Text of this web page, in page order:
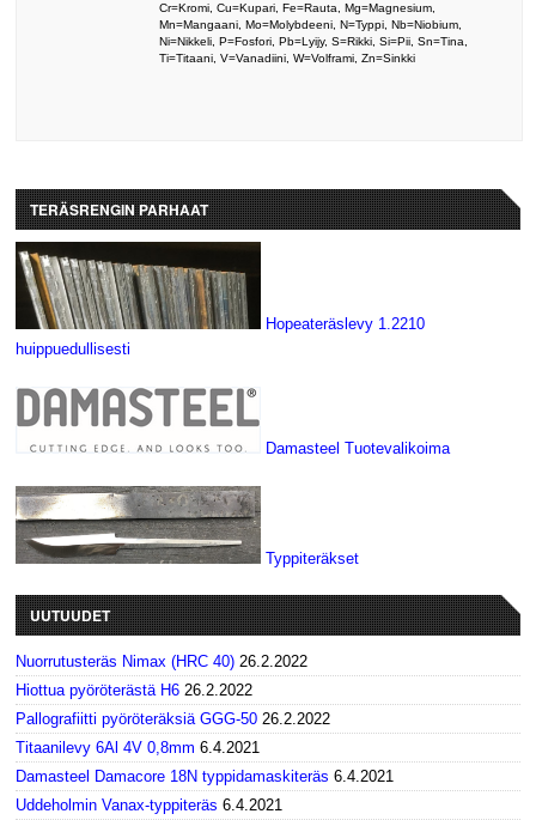
Cr=Kromi, Cu=Kupari, Fe=Rauta, Mg=Magnesium,
Mn=Mangaani, Mo=Molybdeeni, N=Typpi, Nb=Niobium,
Ni=Nikkeli, P=Fosfori, Pb=Lyijy, S=Rikki, Si=Pii, Sn=Tina,
Ti=Titaani, V=Vanadiini, W=Volframi, Zn=Sinkki
TERÄSRENGIN PARHAAT
Hopeateräslevy 1.2210
huippuedullisesti
Damasteel Tuotevalikoima
Typpiteräkset
UUTUUDET
Nuorrutusteräs Nimax (HRC 40) 26.2.2022
Hiottua pyöröterästä H6 26.2.2022
Pallografiitti pyöröteräksiä GGG-50 26.2.2022
Titaanilevy 6Al 4V 0,8mm 6.4.2021
Damasteel Damacore 18N typpidamaskiteräs 6.4.2021
Uddeholmin Vanax-typpiteräs 6.4.2021